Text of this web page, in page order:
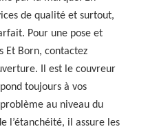
de qualité et surtout,
Pour une pose et
Et Born, contactez
Il est le couvreur
toujours à vos
au niveau du
l’étanchéité, il assure les